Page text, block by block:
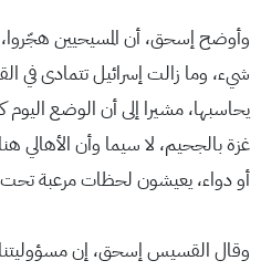
وأوضح إسحق، أن المسيحيين
شيء، وما زالت إسرائيل تتمادى في
يحاسبها، مشيرا إلى أن الوضع
غزة بالجحيم، لا سيما وأن الأهالي
أو دواء، يعيشون لحظات مرعبة
وقال القسيس إسحق، إن